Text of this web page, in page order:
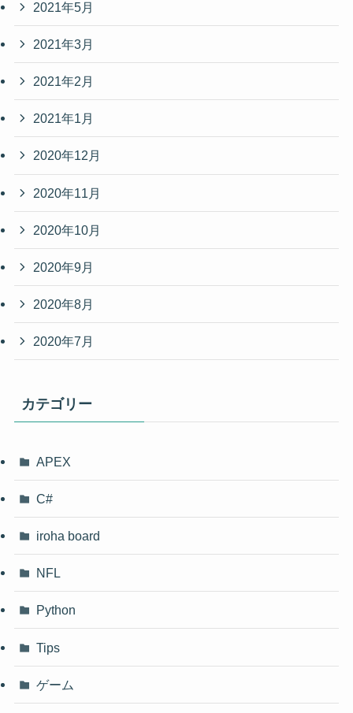
2021年5月
2021年3月
2021年2月
2021年1月
2020年12月
2020年11月
2020年10月
2020年9月
2020年8月
2020年7月
カテゴリー
APEX
C#
iroha board
NFL
Python
Tips
ゲーム